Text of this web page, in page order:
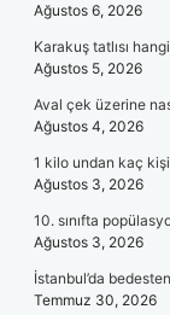
Ağustos 6, 2026
Karakuş tatlısı
Ağustos 5, 2026
Aval çek üzerine
Ağustos 4, 2026
1 kilo undan kaç
Ağustos 3, 2026
10. sınıfta
Ağustos 3, 2026
İstanbul’da
Temmuz 30, 2026